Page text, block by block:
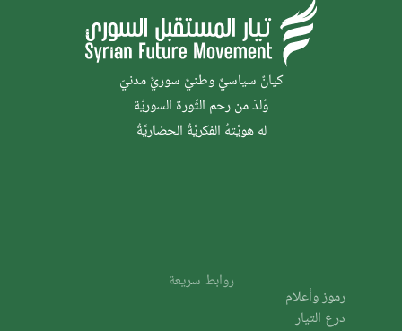
كيانٌ سياسيٌّ وطنيٌّ سوريٌّ مدنيّ
وُلدَ من رحم الثَّورة السوريَّة
له هويَّتهُ الفكريَّةُ الحضاريَّةُ
روابط سريعة
رموز وأعلام
درع التيار